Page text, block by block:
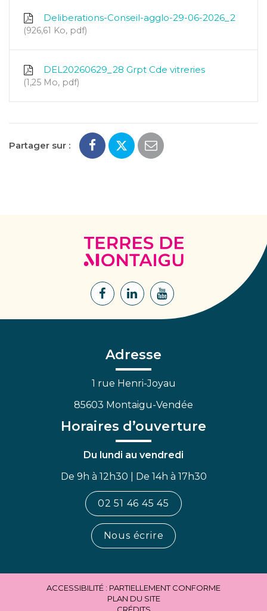
Deliberations-Conseil-agglo-29-06-2026_2
926,61 Ko, pdf
DEL20260629_28 Grpt Cde vitreries
1,25 Mo, pdf
Partager sur :
Terres
de
Montaigu
Lien
Facebook
Lien
Lien
Adresse
1 rue Henri-Joyau
85603 Montaigu-Vendée
Horaires d’ouverture
Du lundi au vendredi
De 9h à 12h30 | De 14h à 17h30
02 51 46 45 45
Nous écrire
ACCESSIBILITÉ : PARTIELLEMENT CONFORME
PLAN DU SITE
CRÉDITS